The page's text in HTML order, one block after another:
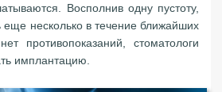
Восполнив одну пустоту,
еще несколько в течение ближайших
противопоказаний, стоматологи
имплантацию.